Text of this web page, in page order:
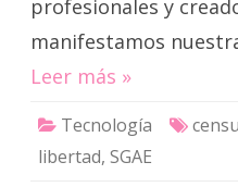
profesionales y
manifestamos
Leer más »
Tecnología
libertad, SGAE